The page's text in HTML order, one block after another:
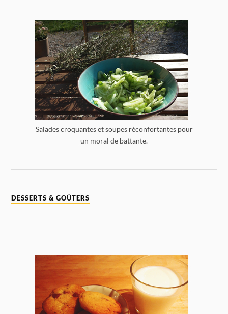
Salades croquantes et soupes réconfortantes pour
un moral de battante.
DESSERTS & GOÛTERS